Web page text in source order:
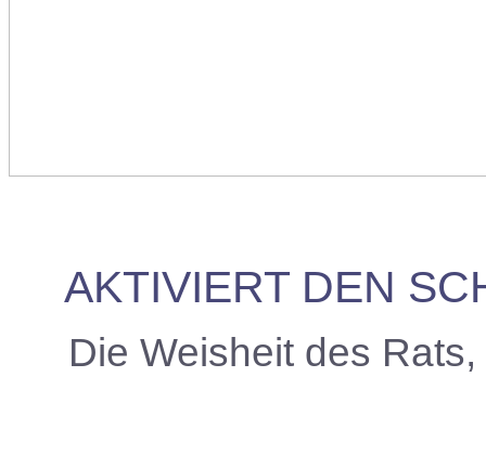
AKTIVIERT DEN
Die Weisheit des